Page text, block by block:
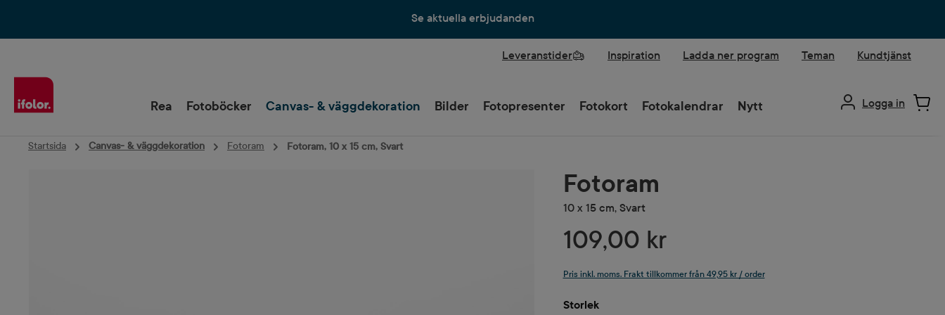
Se aktuella erbjudanden
Leveranstider Inspiration Ladda ner program Teman Kundtjänst
Rea Fotoböcker Canvas- & väggdekoration Bilder Fotopresenter Fotokort Fotokalendrar Nytt Logga in
Startsida Canvas- & väggdekoration Fotoram Fotoram, 10 x 15 cm, Svart
Fotoram
10 x 15 cm, Svart
109,00 kr
Pris inkl. moms. Frakt tillkommer från 49,95 kr / order
Välj
Storlek